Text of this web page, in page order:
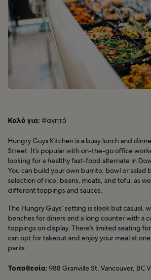
Καλό για: Φαγητό
Hungry Guys Kitchen is a busy lunch and
Street. It’s popular with on-the-go office
looking for a healthy fast-food alternate in
You can build your own burrito, bowl or salad
selection of rice, beans, meats, and tofu, as
different toppings and sauces.
The Hungry Guys’ setting is sleek but casual,
benches for diners and a long counter with a
toppings on display. There’s limited seating
can opt for takeout and enjoy your meal at one
parks.
Τοποθεσία: 988 Granville St, Vancouver, BC